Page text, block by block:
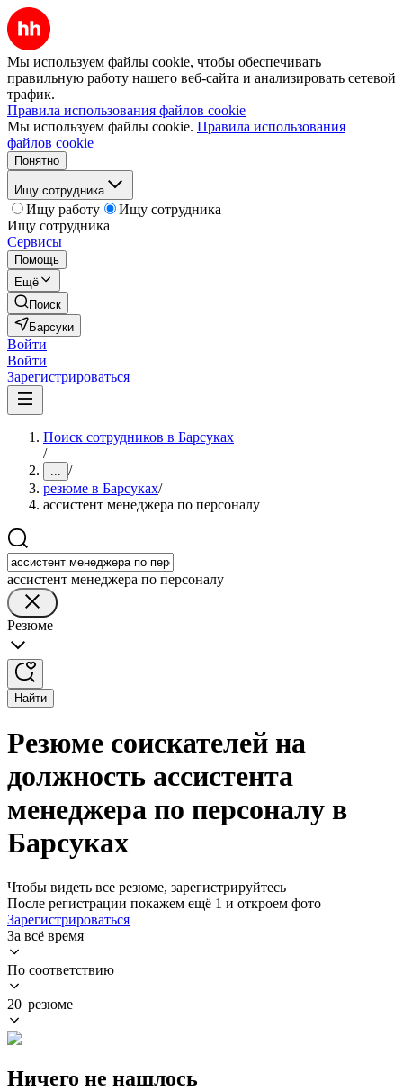
Мы используем файлы cookie, чтобы обеспечивать
правильную работу нашего веб-сайта и анализировать сетевой
трафик.
Правила использования файлов cookie
Мы используем файлы cookie. Правила использования
файлов cookie
Понятно
Ищу сотрудника
Ищу работу
Ищу сотрудника
Ищу сотрудника
Сервисы
Помощь
Ещё
Поиск
Барсуки
Войти
Войти
Зарегистрироваться
Поиск сотрудников в Барсуках
/
... /
резюме в Барсуках/
ассистент менеджера по персоналу
ассистент менеджера по персоналу
Резюме
Найти
Резюме соискателей на
должность ассистента
менеджера по персоналу в
Барсуках
Чтобы видеть все резюме, зарегистрируйтесь
После регистрации покажем ещё 1 и откроем фото
Зарегистрироваться
За всё время
По соответствию
20 резюме
Ничего не нашлось